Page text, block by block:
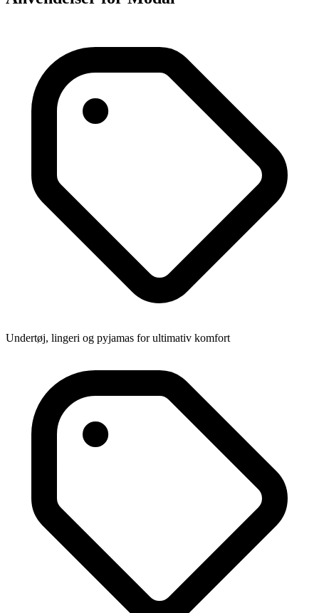
Undertøj, lingeri og pyjamas for ultimativ komfort